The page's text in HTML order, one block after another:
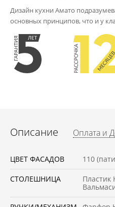
Дизайн кухни Амато
основных принципов, что и у
Описание Оплата и
ЦВЕТ ФАСАДОВ 110
СТОЛЕШНИЦА
Пластик